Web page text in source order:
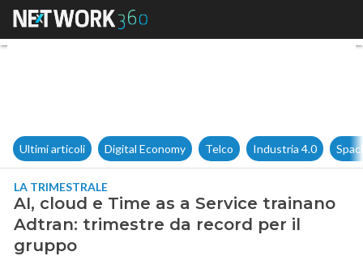
AI, cloud e Time as a
Ultimi articoli Digital Economy Telco Industria 4.0
LA TRIMESTRALE
AI, cloud e Time as a Service trainano
Adtran: trimestre da record per il
gruppo